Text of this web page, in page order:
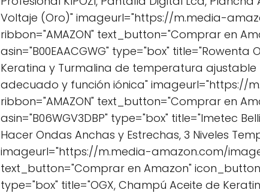
Voltaje (Oro)" imageurl="https://m.media-
ribbon="AMAZON" text_button="Comprar en
asin="B00EAACGWG" type="box" title="Rowenta
Keratina y Turmalina de temperatura
adecuado y función iónica" imageurl="https://
ribbon="AMAZON" text_button="Comprar en
asin="B06WGV3DBP" type="box" title="Imetec
Hacer Ondas Anchas y Estrechas, 3 Niveles
imageurl="https://m.media-amazon.com/
text_button="Comprar en Amazon"
type="box" title="OGX, Champú Aceite de